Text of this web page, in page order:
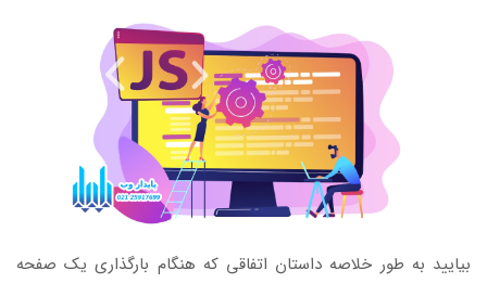
بیایید به طور خلاصه داستان اتفاقی که هنگام بارگذاری یک صفحه